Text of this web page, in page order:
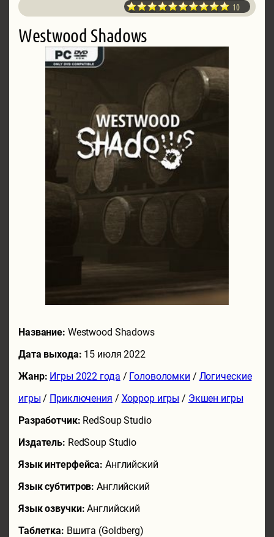
10
Westwood Shadows
Название: Westwood Shadows
Дата выхода: 15 июля 2022
Жанр: Игры 2022 года / Головоломки / Логические
игры / Приключения / Хоррор игры / Экшен игры
Разработчик: RedSoup Studio
Издатель: RedSoup Studio
Язык интерфейса: Английский
Язык субтитров:Английский
Язык озвучки:Английский
Таблетка: Вшита (Goldberg)